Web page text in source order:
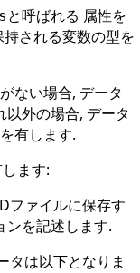
と呼ばれる 属性を
される変数の型を
ない場合, データ
外の場合, データ
有します.
ます:
ファイルに保存す
ンを記述します.
タは以下となりま